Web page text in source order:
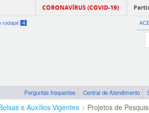
CORONAVÍRUS (COVID-19)
rodapé 4
Perguntas frequentes Central de Atendimento
e Auxílios Vigentes Projetos de